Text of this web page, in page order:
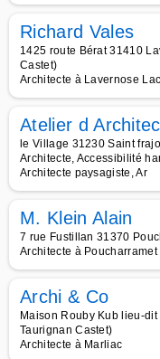
Richard Vales
1425 route Bérat 31410
Castet)
Architecte à Lavernose
Atelier d
le Village 31230 Saint
Architecte, Accessibilité
Architecte paysagiste, Ar
M. Klein Alain
7 rue Fustillan 31370
Architecte à Poucharramet
Archi & Co
Maison Rouby Kub lieu-
Taurignan Castet)
Architecte à Marliac